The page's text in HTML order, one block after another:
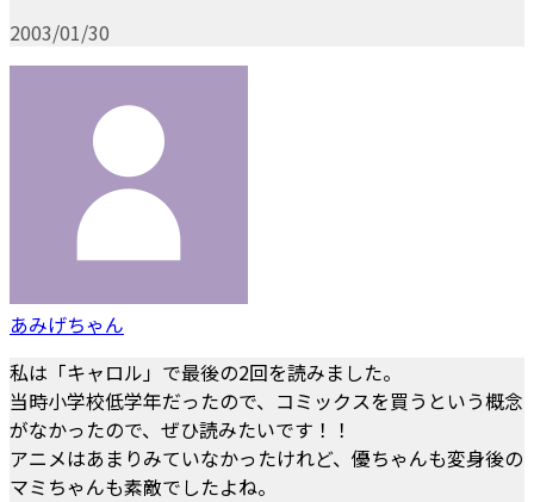
2003/01/30
あみげちゃん
私は「キャロル」で最後の2回を読みました。
当時小学校低学年だったので、コミックスを買うという概念
がなかったので、ぜひ読みたいです！！
アニメはあまりみていなかったけれど、優ちゃんも変身後の
マミちゃんも素敵でしたよね。